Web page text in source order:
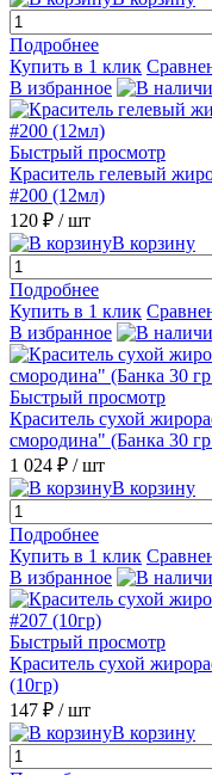
Подробнее
Купить в 1 клик
В избранное
Быстрый просмотр
Краситель гелевый
#200 (12мл)
120 ₽ / шт
В корзину
Подробнее
Купить в 1 клик
В избранное
Быстрый просмотр
Краситель сухой
смородина" (Банка 30
1 024 ₽ / шт
В корзину
Подробнее
Купить в 1 клик
В избранное
Быстрый просмотр
Краситель сухой
(10гр)
147 ₽ / шт
В корзину